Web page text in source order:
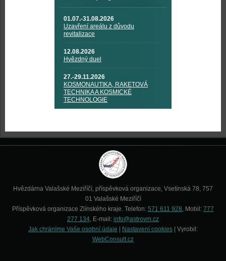
01.07.-31.08.2026
Uzavření areálu z důvodu
revitalizace
12.08.2026
Hvězdný duel
27.-29.11.2026
KOSMONAUTIKA, RAKETOVÁ
TECHNIKA A KOSMICKÉ
TECHNOLOGIE
Hvězdárna Valašské Meziříčí, příspěvková organizace, Vsetínská 78, 757
01 Valašské Meziříčí
Příspěvková organizace Zlínského kraje. Telefon: 571 611 928, Mobil: 777
277 134, E-mail: info@astrovm.cz
Jak chráníme Vaše osobní údaje
Nastavení cookies | Vyrobil:
WebConsult.cz